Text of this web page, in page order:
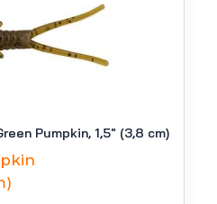
Pumpkin, 1,5″ (3,8 cm)